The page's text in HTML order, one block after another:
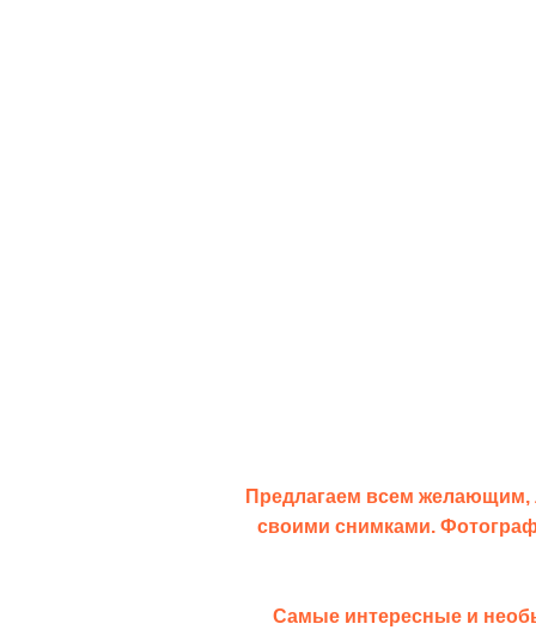
Предлагаем всем
своими снимками.
Самые интересные и